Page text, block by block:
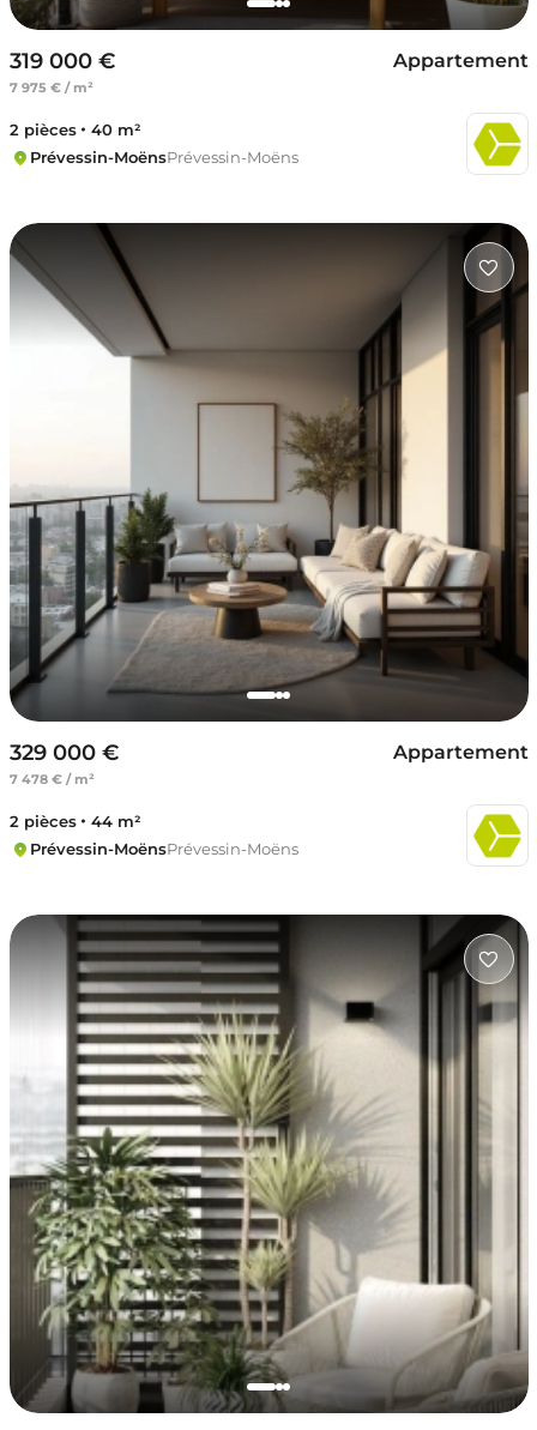
319 000 €
7 975 € / m²
Appartement
2 pièces
40 m²
Prévessin-MoënsPrévessin-Moëns
329 000 €
7 478 € / m²
Appartement
2 pièces
44 m²
Prévessin-MoënsPrévessin-Moëns